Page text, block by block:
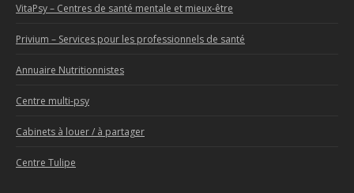
VitaPsy – Centres de santé mentale et mieux-être
Privium – Services pour les professionnels de santé
Annuaire Nutritionnistes
Centre multi-psy
Cabinets à louer / à partager
Centre Tulipe